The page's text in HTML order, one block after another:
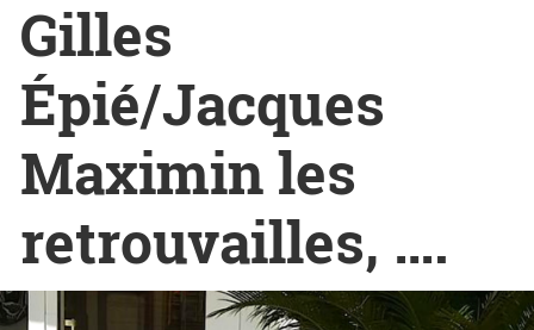
Gilles
Épié/Jacques
Maximin les
retrouvailles, ….